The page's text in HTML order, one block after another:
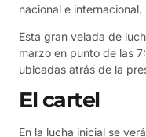
nacional e internacional.
Esta gran velada de
marzo en punto de las
ubicadas atrás de la
El cartel
En la lucha inicial se